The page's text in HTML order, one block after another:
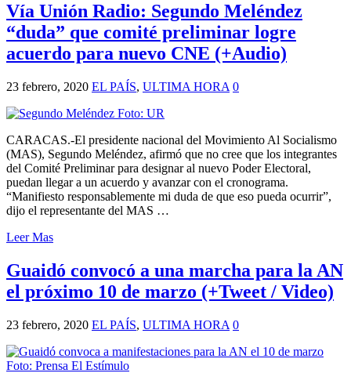
Vía Unión Radio: Segundo Meléndez
“duda” que comité preliminar logre
acuerdo para nuevo CNE (+Audio)
23 febrero, 2020 EL PAÍS, ULTIMA HORA 0
CARACAS.-El presidente nacional del Movimiento Al Socialismo
(MAS), Segundo Meléndez, afirmó que no cree que los integrantes
del Comité Preliminar para designar al nuevo Poder Electoral,
puedan llegar a un acuerdo y avanzar con el cronograma.
“Manifiesto responsablemente mi duda de que eso pueda ocurrir”,
dijo el representante del MAS …
Leer Mas
Guaidó convocó a una marcha para la AN
el próximo 10 de marzo (+Tweet / Video)
23 febrero, 2020 EL PAÍS, ULTIMA HORA 0